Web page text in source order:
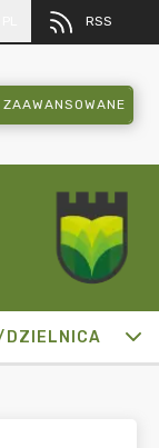
RSS
DZIELNICA